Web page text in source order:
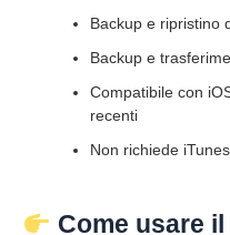
Backup e ripristino
Backup e
Compatibile con
recenti
Non richiede
Come usare